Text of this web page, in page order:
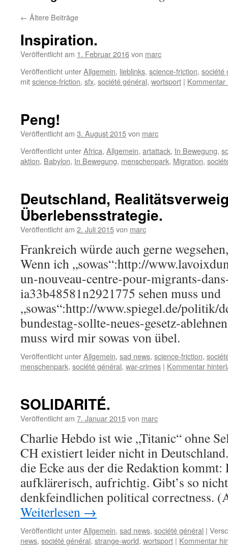
← Ältere Beiträge
Inspiration.
Veröffentlicht am 1. Februar 2016von marc
Veröffentlicht unterAllgemein, lieblinks, science-friction, société
mitscience-friction, sfx, société général, wortsport | Kommentar
Peng!
Veröffentlicht am 3. August 2015von marc
Veröffentlicht unterAfrica, Allgemein, artattack, In Bewegung,
aktion, Babylon, In Bewegung, menschenpark, Migration,
Deutschland,
Überlebensstrategie.
Veröffentlicht am 2. Juli 2015von marc
Frankreich würde auch gerne
Wenn ich „sowas“:http://
un-nouveau-centre-pour-migrants-
ia33b48581n2921775 sehen muss und
„sowas“:http://www.spiegel.de/politik/
bundestag-sollte-neues-gesetz-
muss wird mir sowas von übel.
Veröffentlicht unterAllgemein, sad news, science-friction,
menschenpark, société général, war-crimes | Kommentar
SOLIDARITÉ.
Veröffentlicht am 7. Januar 2015von marc
Charlie Hebdo ist wie „Titanic“ ohne
CH existiert leider nicht in
die Ecke aus der die Redaktion
aufklärerisch, aufrichtig. Gibt’s so
denkfeindlichen political correctness.
Weiterlesen →
Veröffentlicht unterAllgemein, sad news, société général |
news, société général, strange-world, wortsport | Kommentar